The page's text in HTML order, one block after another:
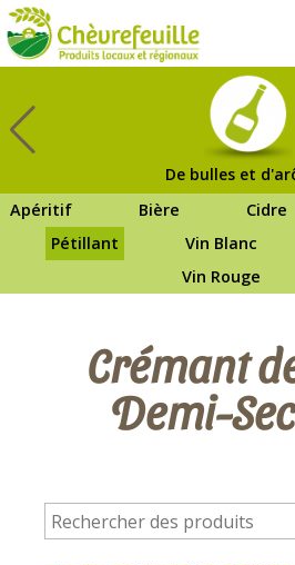
De bulles et
Apéritif
Bière Cidre
Pétillant
Vin Blanc
Vin Rouge
Crémant
Demi-